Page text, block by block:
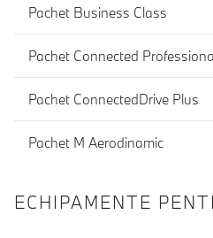
Pachet Business Class
Pachet Connected
Pachet ConnectedDrive Plus
Pachet M Aerodinamic
ECHIPAMENTE